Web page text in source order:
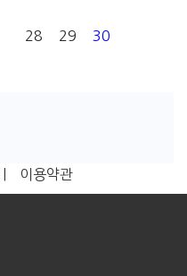
28 29 30
이용약관